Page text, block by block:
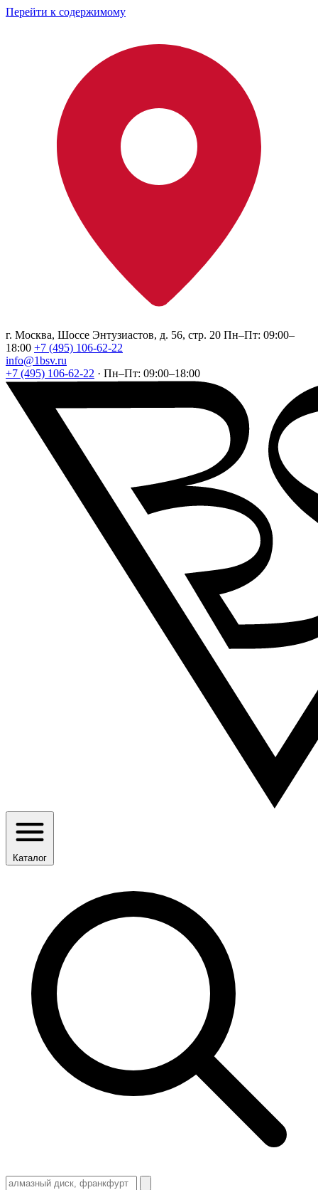
Перейти к содержимому
г. Москва, Шоссе Энтузиастов, д. 56, стр. 20 Пн–Пт: 09:00–
18:00 +7 (495) 106-62-22
info@1bsv.ru
+7 (495) 106-62-22 · Пн–Пт: 09:00–18:00
Каталог